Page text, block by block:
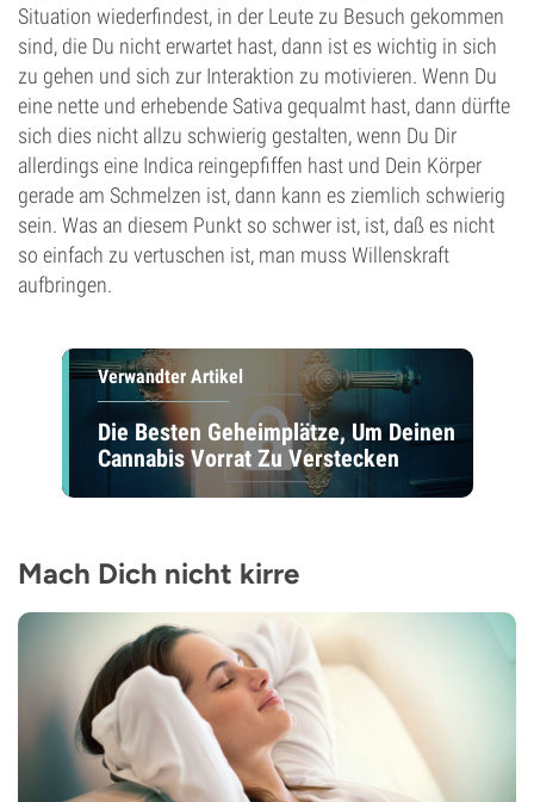
Situation wiederfindest, in der Leute zu Besuch gekommen
sind, die Du nicht erwartet hast, dann ist es wichtig in sich
zu gehen und sich zur Interaktion zu motivieren. Wenn Du
eine nette und erhebende Sativa gequalmt hast, dann dürfte
sich dies nicht allzu schwierig gestalten, wenn Du Dir
allerdings eine Indica reingepfiffen hast und Dein Körper
gerade am Schmelzen ist, dann kann es ziemlich schwierig
sein. Was an diesem Punkt so schwer ist, ist, daß es nicht
so einfach zu vertuschen ist, man muss Willenskraft
aufbringen.
Verwandter Artikel
Die Besten Geheimplätze, Um Deinen
Cannabis Vorrat Zu Verstecken
Mach Dich nicht kirre